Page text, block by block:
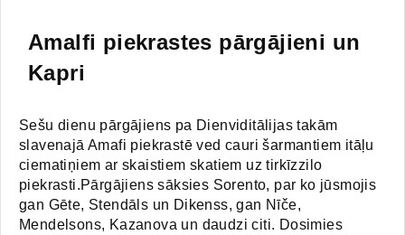
Amalfi piekrastes pārgājieni un
Kapri
Sešu dienu pārgājiens pa Dienviditālijas takām
slavenajā Amafi piekrastē ved cauri šarmantiem itāļu
ciematiņiem ar skaistiem skatiem uz tirkīzzilo
piekrasti.Pārgājiens sāksies Sorento, par ko jūsmojis
gan Gēte, Stendāls un Dikenss, gan Nīče,
Mendelsons, Kazanova un daudzi citi. Dosimies